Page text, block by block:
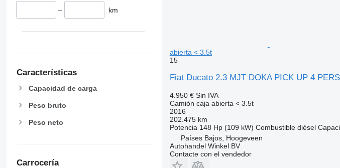
– km
Características
Capacidad de carga
Peso bruto
Peso neto
Carrocería
abierta < 3.5t
15
Fiat Ducato 2.3 MJT DOKA PICK UP 4 PERS
4.950 € Sin IVA
Camión caja abierta < 3.5t
2016
202.475 km
Potencia 148 Hp (109 kW) Combustible diésel
Países Bajos, Hoogeveen
Autohandel Winkel BV
Contacte con el vendedor